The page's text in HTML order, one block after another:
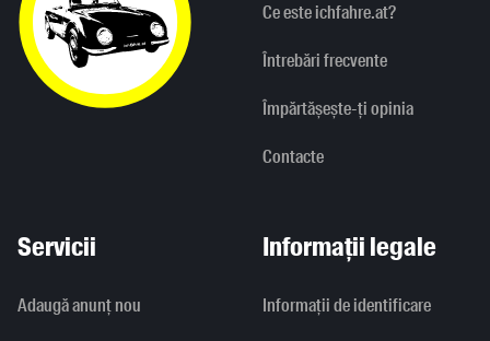
Ce este ichfahre.at?
Întrebări frecvente
Împărtășește-ți opinia
Contacte
Servicii
Adaugă anunț nou
Informații legale
Informaţii de identificare